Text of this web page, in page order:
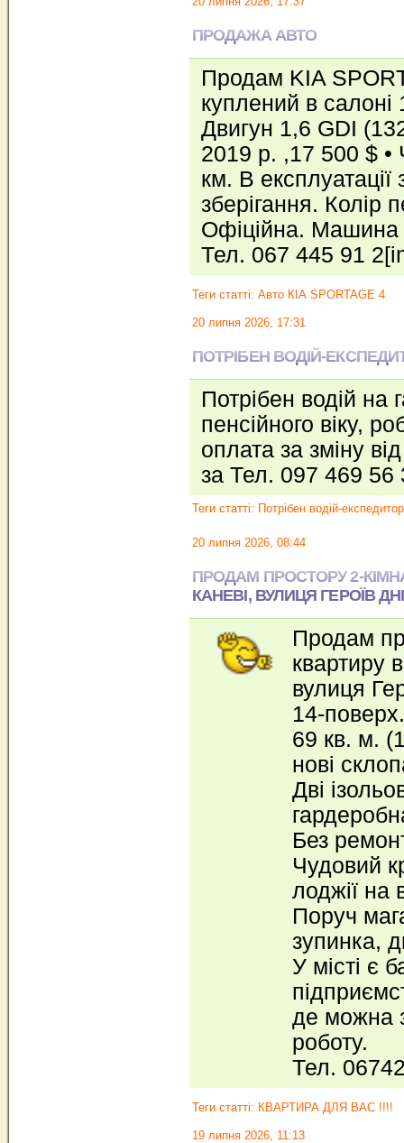
ПРОДАЖА АВТО
Продам KIA
куплений в салоні
Двигун 1,6 GDI
2019 р. ,17 500 $ •
км. В
зберігання. Колір
Офіційна. Машина
Тел. 067 445 91
Теги статті: Авто КІА SPORTAGE 4
20 липня 2026, 17:31
ПОТРІБЕН ВОДІЙ-
Потрібен водій на
пенсійного віку,
оплата за зміну
за Тел. 097 469
Теги статті: Потрібен водій-
20 липня 2026, 08:44
ПРОДАМ ПРОСТОРУ 2-
КАНЕВІ, ВУЛИЦЯ ГЕРОЇВ
Продам
квартиру
вулиця
14-
69 кв. м.
нові
Дві
Без
Чудовий
лоджії на
Поруч
зупинка,
У місті є
де можна
роботу.
Тел.
Теги статті: КВАРТИРА ДЛЯ ВАС !!!!
19 липня 2026, 11:13